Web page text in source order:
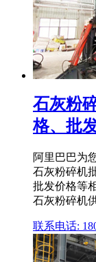
石灰粉
格、批
阿里巴巴为
石灰粉碎机
批发价格等
石灰粉碎机
联系电话: